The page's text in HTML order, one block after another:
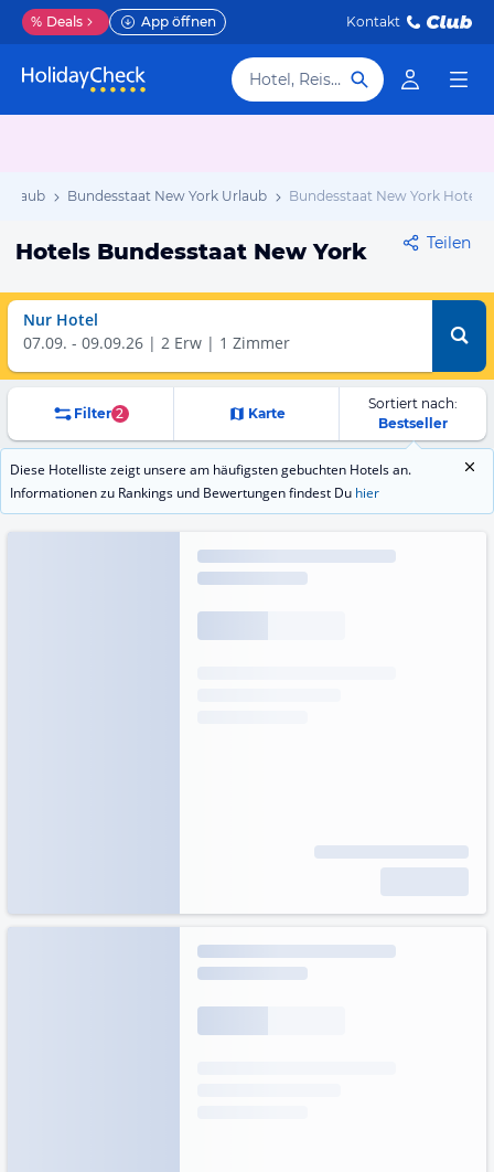
% Deals App öffnen Kontakt
Hotel, Reiseziel
Bundesstaat New York Urlaub Bundesstaat New York Hotels
Hotels Bundesstaat New York Teilen
Nur Hotel
07.09. - 09.09.26 2 Erw | 1 Zimmer
Filter 2 Karte
Sortiert nach:
Bestseller
Diese Hotelliste zeigt unsere am häufigsten gebuchten Hotels an.
Informationen zu Rankings und Bewertungen findest Du hier